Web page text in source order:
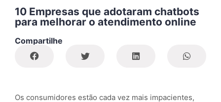
10 Empresas que adotaram chatbots
para melhorar o atendimento online
Compartilhe
Os consumidores estão cada vez mais impacientes,